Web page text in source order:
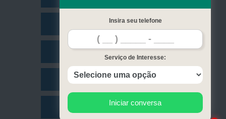
Missão
Contato
Mapa do site
Insira seu telefone
Serviço de Interesse:
Iniciar conversa